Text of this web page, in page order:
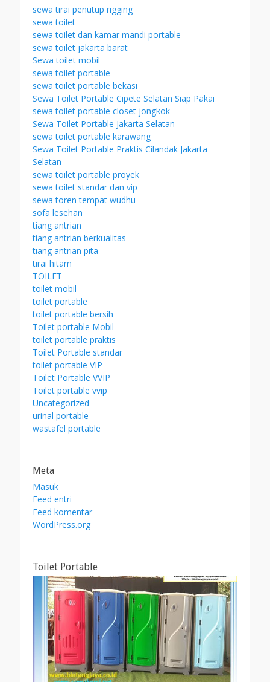
sewa tirai penutup rigging
sewa toilet
sewa toilet dan kamar mandi portable
sewa toilet jakarta barat
Sewa toilet mobil
sewa toilet portable
sewa toilet portable bekasi
Sewa Toilet Portable Cipete Selatan Siap Pakai
sewa toilet portable closet jongkok
Sewa Toilet Portable Jakarta Selatan
sewa toilet portable karawang
Sewa Toilet Portable Praktis Cilandak Jakarta
Selatan
sewa toilet portable proyek
sewa toilet standar dan vip
sewa toren tempat wudhu
sofa lesehan
tiang antrian
tiang antrian berkualitas
tiang antrian pita
tirai hitam
TOILET
toilet mobil
toilet portable
toilet portable bersih
Toilet portable Mobil
toilet portable praktis
Toilet Portable standar
toilet portable VIP
Toilet Portable VVIP
Toilet portable vvip
Uncategorized
urinal portable
wastafel portable
Meta
Masuk
Feed entri
Feed komentar
WordPress.org
Toilet Portable